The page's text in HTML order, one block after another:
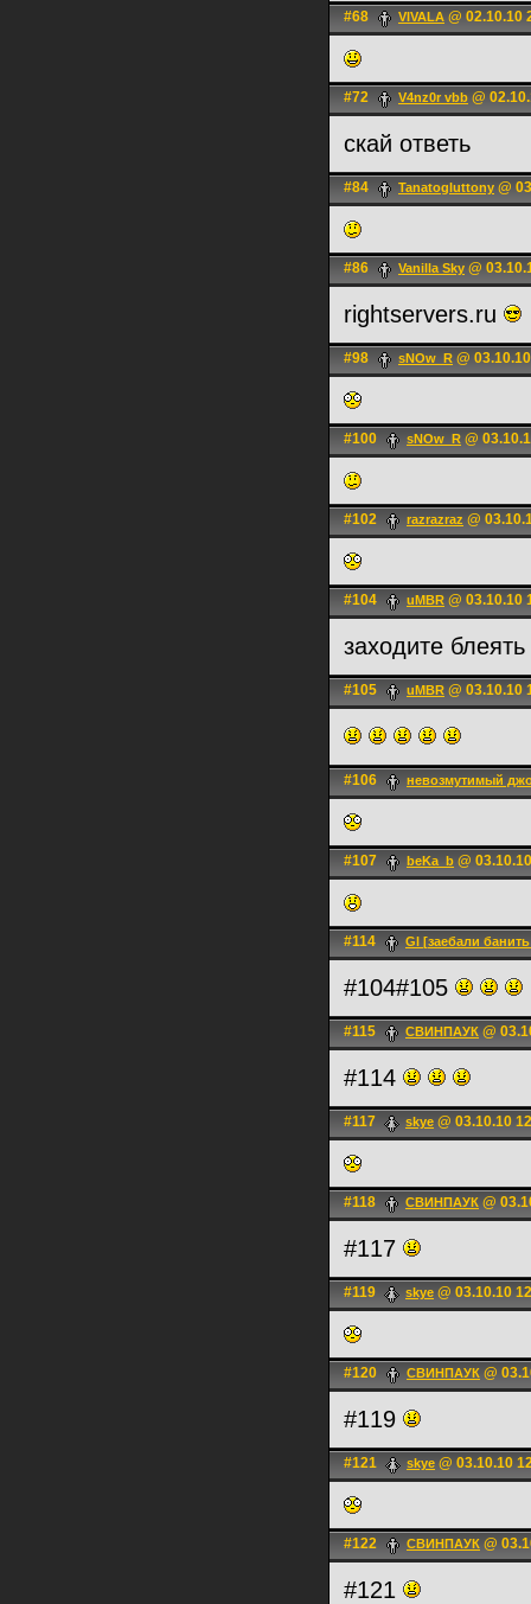
#68 VIVALA @ 02.10.10
#72 V4nz0r vbb @
скай ответь
#84 Tanatogluttony @
#86 Vanilla Sky @
rightservers.ru
#98 sNOw_R @
#100 sNOw_R @
#102 razrazraz @
#104 uMBR @ 03.10.10
заходите блеять
#105 uMBR @ 03.10.10
#106 невозмутимый
#107 beKa_b @
#114 Gl [заебали
#104#105
#115 СВИНПАУК @
#114
#117 skye @ 03.10.10
#118 СВИНПАУК @
#117
#119 skye @ 03.10.10
#120 СВИНПАУК @
#119
#121 skye @ 03.10.10
#122 СВИНПАУК @
#121